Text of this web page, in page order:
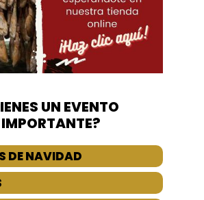
UN EVENTO
IMPORTANTE?
DE NAVIDAD